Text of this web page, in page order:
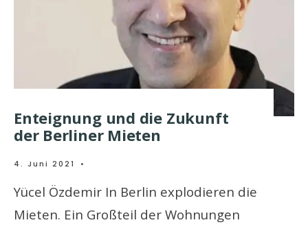
Enteignung und die Zukunft
der Berliner Mieten
4. Juni 2021 •
Yücel Özdemir In Berlin explodieren die
Mieten. Ein Großteil der Wohnungen